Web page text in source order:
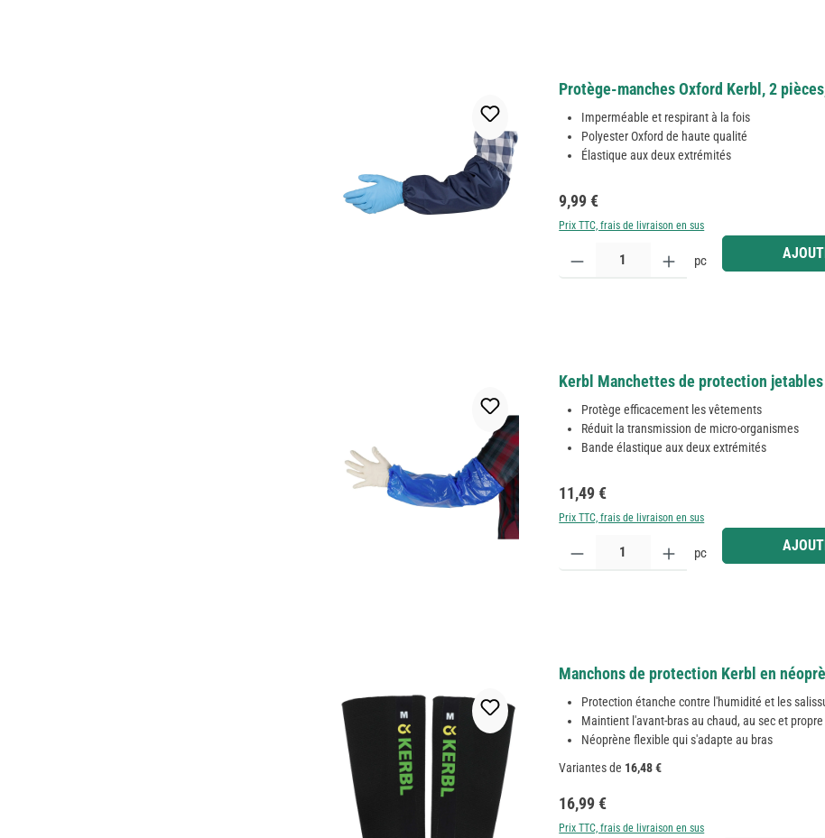
Protège-manches Oxford Kerbl, 2
Imperméable et respirant à la fois
Polyester Oxford de haute qualité
Élastique aux deux extrémités
Prix régulier :
9,99 €
Prix TTC, frais de livraison en sus
Quantité de produit : Entrez la quantité souhaitée
pc
Kerbl Manchettes de protection
Protège efficacement les vêtements
Réduit la transmission de micro-organismes
Bande élastique aux deux extrémités
Prix régulier :
11,49 €
Prix TTC, frais de livraison en sus
Quantité de produit : Entrez la quantité souhaitée
pc
Manchons de protection Kerbl en
Protection étanche contre l'humidité et les
Maintient l'avant-bras au chaud, au sec et propre
Néoprène flexible qui s'adapte au bras
Variantes de 16,48 €
Prix régulier :
16,99 €
Prix TTC, frais de livraison en sus